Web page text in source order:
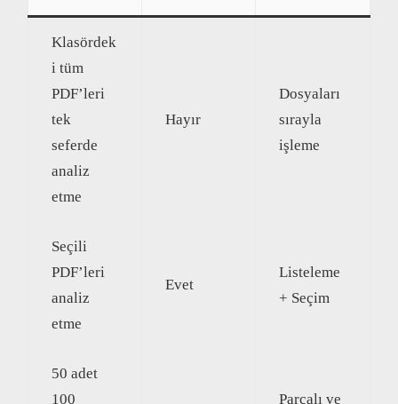
Klasördek
i tüm
PDF’leri
tek
seferde
analiz
etme
Hayır
Dosyaları
sırayla
işleme
Seçili
PDF’leri
analiz
etme
Evet
Listeleme
+ Seçim
50 adet
100
Parçalı ve